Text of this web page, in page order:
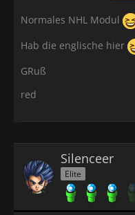
Normales NHL Modul
Hab die englische hier
GRuß
red
Silenceer
Elite